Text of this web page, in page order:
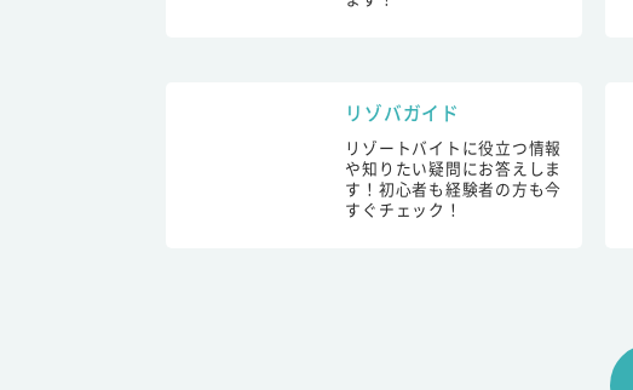
リゾバガイド
リゾートバイトに役立つ情報
や知りたい疑問にお答えしま
す！初心者も経験者の方も今
すぐチェック！